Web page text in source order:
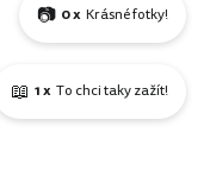
📷 0 x Krásné fotky!
📖 1 x To chci taky zažít!